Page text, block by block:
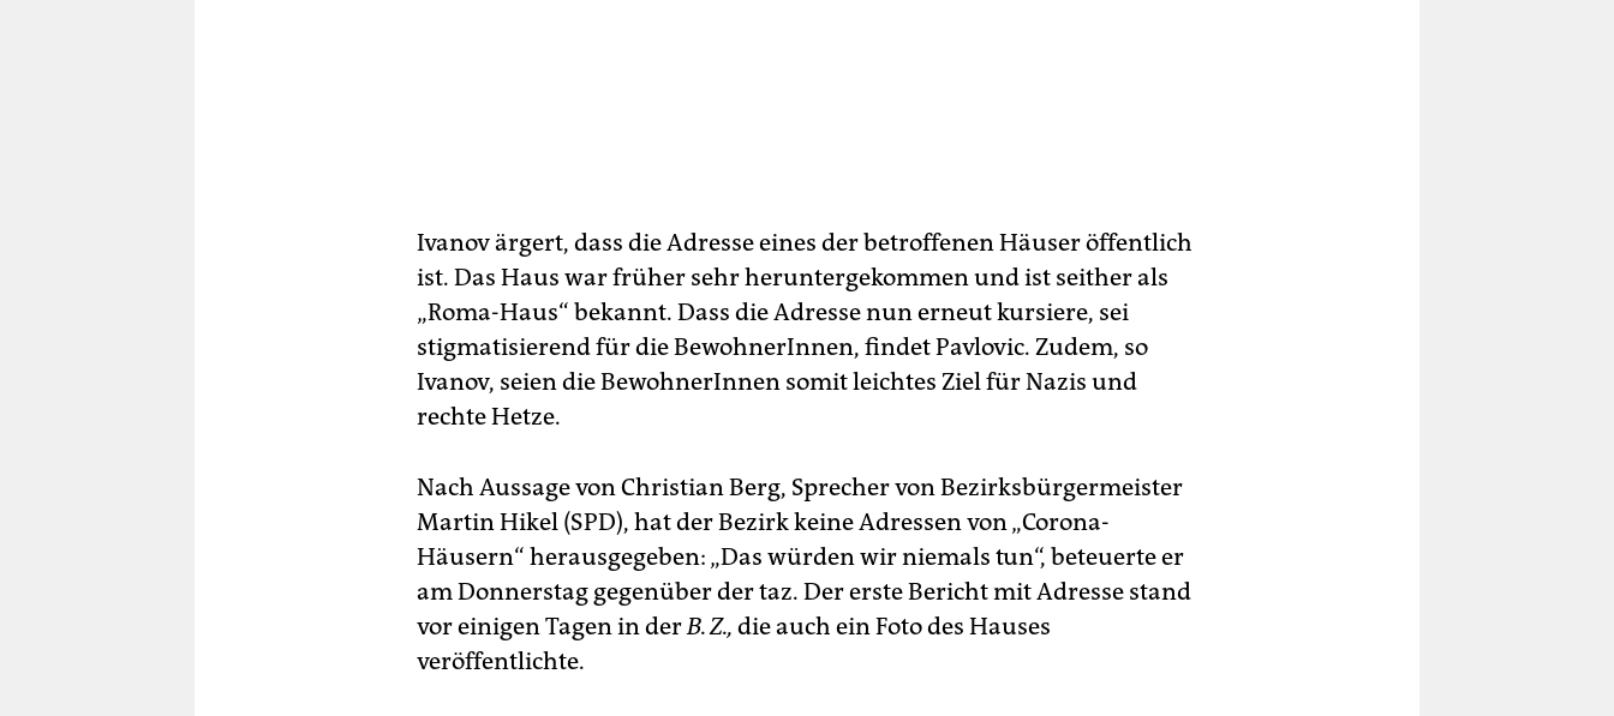
Ivanov ärgert, dass die Adresse eines der betroffenen Häuser öffentlich
ist. Das Haus war früher sehr heruntergekommen und ist seither als
„Roma-Haus“ bekannt. Dass die Adresse nun erneut kursiere, sei
stigmatisierend für die BewohnerInnen, findet Pavlovic. Zudem, so
Ivanov, seien die BewohnerInnen somit leichtes Ziel für Nazis und
rechte Hetze.
Nach Aussage von Christian Berg, Sprecher von Bezirksbürgermeister
Martin Hikel (SPD), hat der Bezirk keine Adressen von „Corona-
Häusern“ herausgegeben: „Das würden wir niemals tun“, beteuerte er
am Donnerstag gegenüber der taz. Der erste Bericht mit Adresse stand
vor einigen Tagen in derB. Z., die auch ein Foto des Hauses
veröffentlichte.